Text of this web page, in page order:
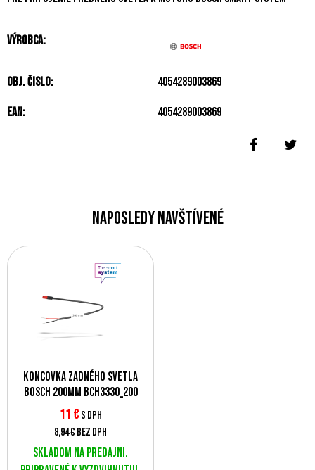
Výrobca:
Obj. čislo: 4054289003869
EAN: 4054289003869
Naposledy navštívené
Koncovka zadného svetla
Bosch 200mm BCH3330_200
11 € s DPH
8,94 € bez DPH
Skladom na predajni.